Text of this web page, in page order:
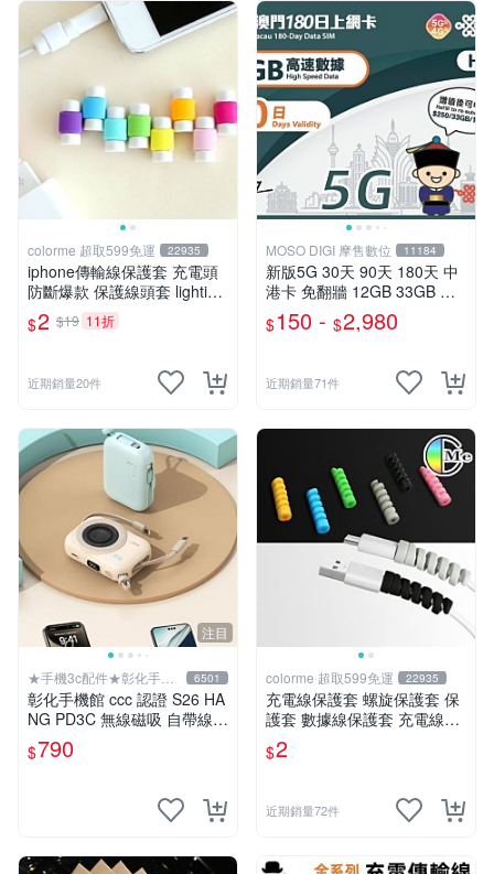
colorme 超取599免運 22935
iphone傳輸線保護套 充電頭
防斷爆款 保護線頭套 lighting
數據線保護器 蘋果周邊 【Z0
21】Color me
$2 $19 11折
近期銷量20件
MOSO DIGI 摩售數位 11184
新版5G 30天 90天 180天 中
港卡 免翻牆 12GB 33GB 大
陸上網卡 大陸網卡 中國網卡
大陸網路卡 中國上網卡 4G聯
$150 - $2,980
近期銷量71件
注目
★手機3c配件★彰化手機
館
6501
彰化手機館 ccc 認證 S26 HA
NG PD3C 無線磁吸 自帶線1
0000mAh 行動電源 無線充電
磁吸充電 S26Ultra
$790
colorme 超取599免運 22935
充電線保護套 螺旋保護套 保
護套 數據線保護套 充電線頭
保護套 充電線 防咬線 【F03
6】Color me
$2
近期銷量72件